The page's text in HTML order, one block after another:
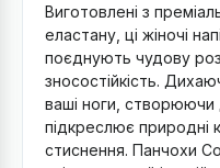
Виготовлені з
еластану, ці жіночі
поєднують чудову
зносостійкість.
ваші ноги, створюючи
підкреслює природні
стиснення. Панчохи